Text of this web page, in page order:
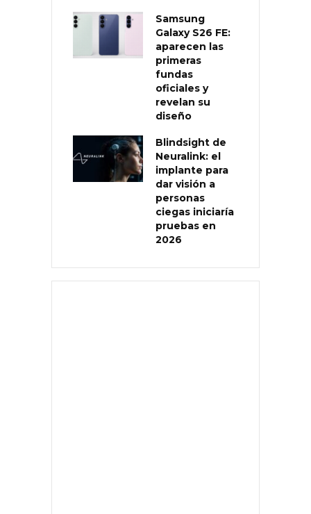
Samsung
Galaxy S26 FE:
aparecen las
primeras
fundas
oficiales y
revelan su
diseño
Blindsight de
Neuralink: el
implante para
dar visión a
personas
ciegas iniciaría
pruebas en
2026